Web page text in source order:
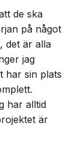
de ska
på något
det är alla
jag
har sin plats
har alltid
är